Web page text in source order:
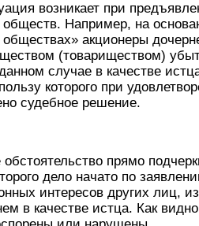
возникает при
Например, на
акционеры
(товариществом)
случае в качестве
которого при
судебное решение.
прямо
дело начато по
интересов других лиц,
в качестве истца. Как